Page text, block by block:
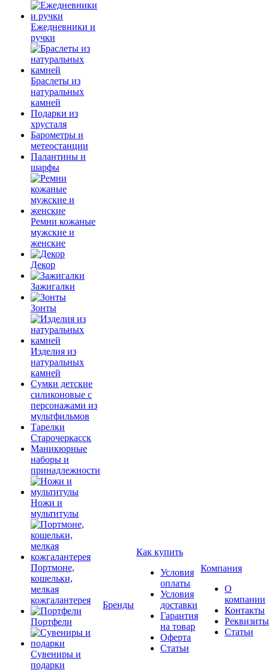
Ежедневники и
ручки
Браслеты из
натуральных
камней
Подарки из
хрусталя
Барометры и
метеостанции
Палантины и
шарфы
Ремни кожаные
мужские и
женские
Декор
Зажигалки
Зонты
Изделия из
натуральных
камней
Сумки детские
силиконовые с
персонажами из
мультфильмов
Тарелки
Старочеркасск
Маникюрные
наборы и
принадлежности
Ножи и
мультитулы
Портмоне,
кошельки,
мелкая
кожгалантерея
Портфели
Сувениры и
подарки
Бренды
Как купить
Условия
оплаты
Условия
доставки
Гарантия
на товар
Оферта
Статьи
Компания
О
компании
Контакты
Реквизиты
Статьи